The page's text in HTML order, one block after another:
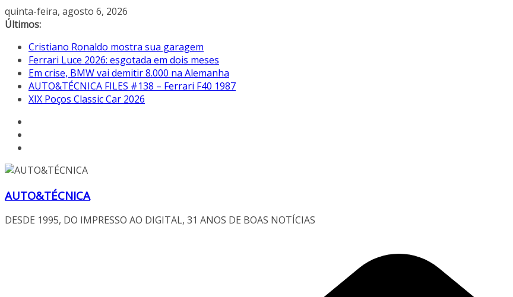
Pular
para
conteúdo
quinta-feira, agosto 6, 2026
Últimos:
Cristiano Ronaldo mostra sua garagem
Ferrari Luce 2026: esgotada em dois meses
Em crise, BMW vai demitir 8.000 na Alemanha
AUTO&TÉCNICA FILES #138 – Ferrari F40 1987
XIX Poços Classic Car 2026
AUTO&TÉCNICA
DESDE 1995, DO IMPRESSO AO DIGITAL, 31 ANOS DE BOAS NOTÍCIAS